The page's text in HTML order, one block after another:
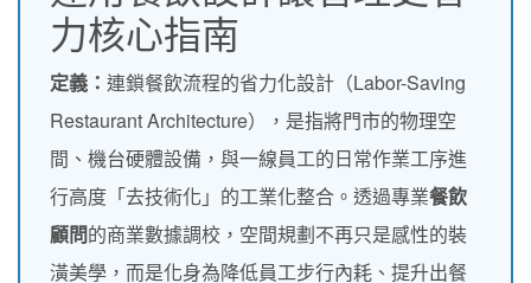
力核心指南
定義： 連鎖餐飲流程的省力化設計（Labor-Saving
Restaurant Architecture），是指將門市的物理空
間、機台硬體設備，與一線員工的日常作業工序進
行高度「去技術化」的工業化整合。透過專業餐飲
顧問的商業數據調校，空間規劃不再只是感性的裝
潢美學，而是化身為降低員工步行內耗、提升出餐